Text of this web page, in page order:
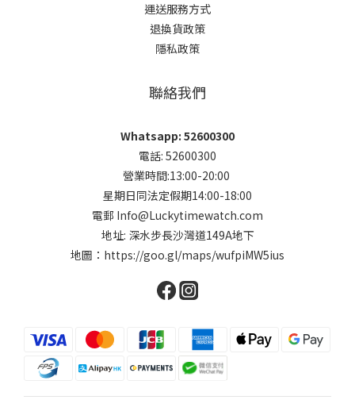
運送服務方式
退換貨政策
隱私政策
聯絡我們
Whatsapp: 52600300
電話: 52600300
營業時間:13:00-20:00
星期日同法定假期14:00-18:00
電郵 Info@Luckytimewatch.com
地址: 深水步長沙灣道149A地下
地圖： https://goo.gl/maps/wufpiMW5ius